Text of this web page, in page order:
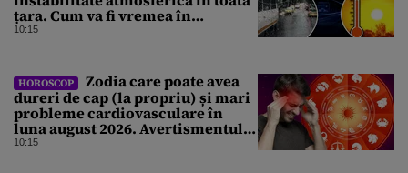
țara. Cum va fi vremea în
București și când vin vijeliile
10:15
HOROSCOP
Zodia care poate avea
dureri de cap (la propriu) și mari
probleme cardiovasculare în
luna august 2026. Avertismentul
experților în astrologie
10:15